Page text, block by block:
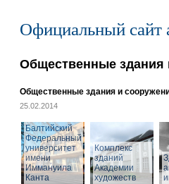
Официальный сайт
Общественные здания
Общественные здания и
25.02.2014
Балтийский
Федеральный
университет
имени
Иммануила
Канта
Комплекс
зданий
Академии
художеств